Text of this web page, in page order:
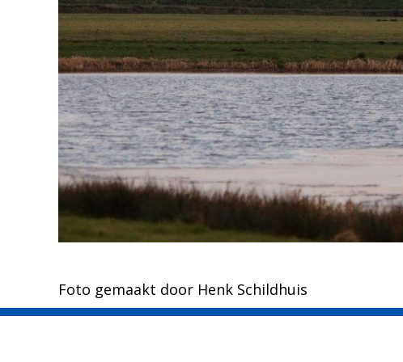
Foto gemaakt door Henk Schildhuis